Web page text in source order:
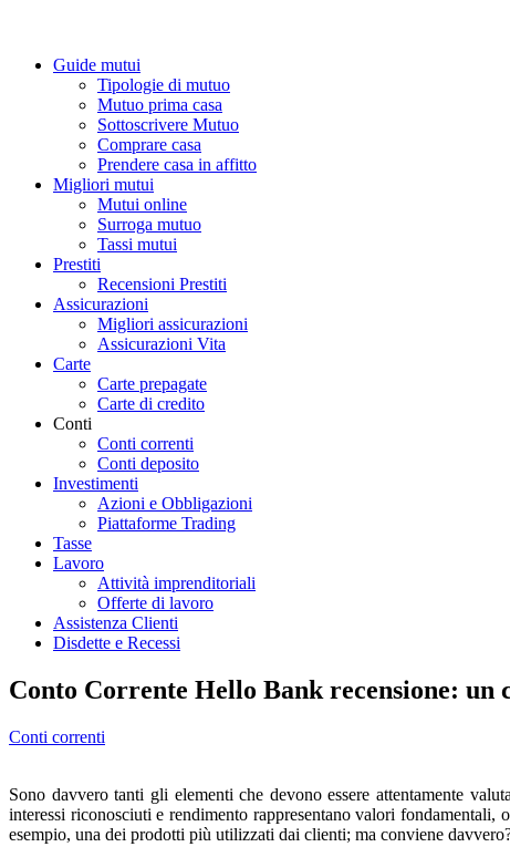
Guide mutui
Tipologie di mutuo
Mutuo prima casa
Sottoscrivere Mutuo
Comprare casa
Prendere casa in affitto
Migliori mutui
Mutui online
Surroga mutuo
Tassi mutui
Prestiti
Recensioni Prestiti
Assicurazioni
Migliori assicurazioni
Assicurazioni Vita
Carte
Carte prepagate
Carte di credito
Conti
Conti correnti
Conti deposito
Investimenti
Azioni e Obbligazioni
Piattaforme Trading
Tasse
Lavoro
Attività imprenditoriali
Offerte di lavoro
Assistenza Clienti
Disdette e Recessi
Conto Corrente Hello Bank recensione: un
Conti correnti
Sono davvero tanti gli elementi che devono essere attentamente
interessi riconosciuti e rendimento rappresentano valori
esempio, una dei prodotti più utilizzati dai clienti; ma conviene